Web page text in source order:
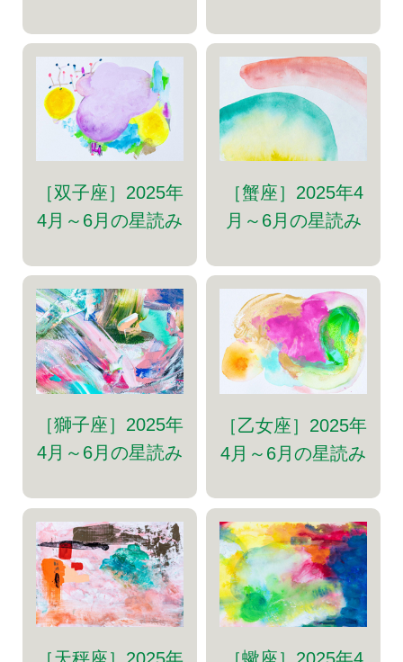
［双子座］2025年
4月～6月の星読み
［蟹座］2025年4
月～6月の星読み
［獅子座］2025年
4月～6月の星読み
［乙女座］2025年
4月～6月の星読み
［天秤座］2025年 ［蠍座］2025年4